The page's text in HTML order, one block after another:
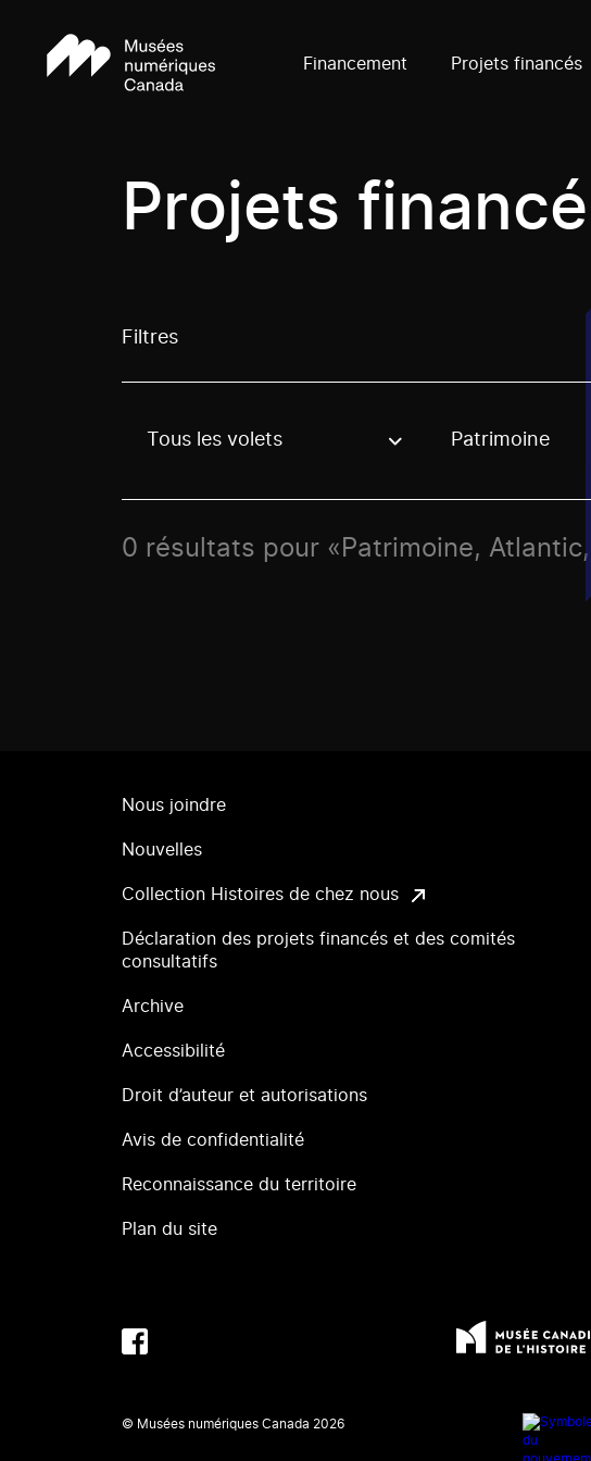
Financement Projets financés
Projets
Filtres
Use these options to filter projects by topic, stream or
Tous les volets Patrimoine
0 résultats pour «Patrimoine,
Nous joindre
Nouvelles
Collection Histoires de chez nous
Déclaration des projets financés et des comités
consultatifs
Archive
Accessibilité
Droit d’auteur et autorisations
Avis de confidentialité
Reconnaissance du territoire
Plan du site
© Musées numériques Canada 2026